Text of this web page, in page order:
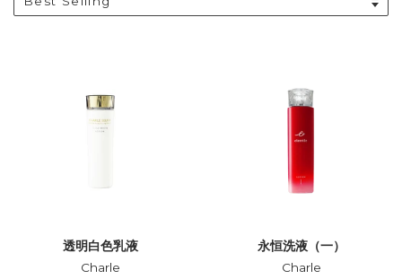
透明白色乳液
Charle
永恒洗液（一）
Charle